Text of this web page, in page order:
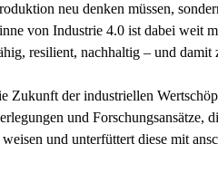
neu denken müssen,
von Industrie 4.0 ist dabei weit
resilient, nachhaltig – und damit
Zukunft der industriellen
und Forschungsansätze,
und unterfüttert diese mit